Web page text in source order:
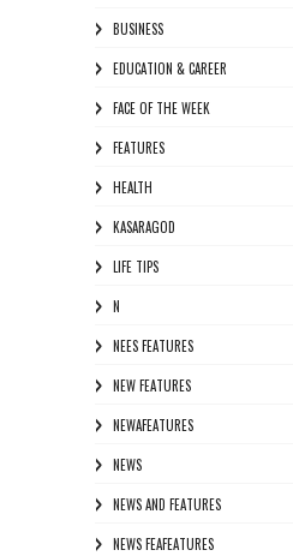
BUSINESS
EDUCATION & CAREER
FACE OF THE WEEK
FEATURES
HEALTH
KASARAGOD
LIFE TIPS
N
NEES FEATURES
NEW FEATURES
NEWAFEATURES
NEWS
NEWS AND FEATURES
NEWS FEAFEATURES